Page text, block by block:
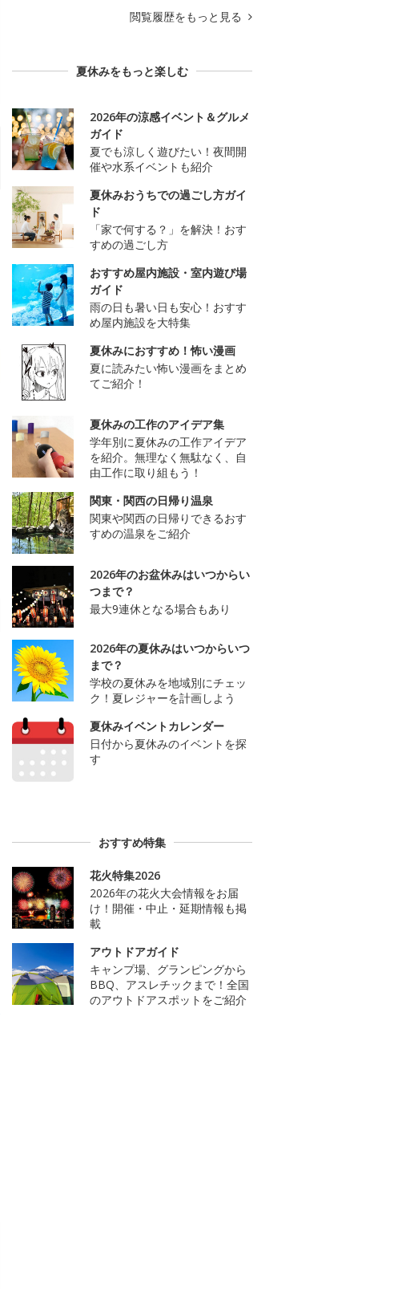
閲覧履歴をもっと見る
夏休みをもっと楽しむ
2026年の涼感イベント＆グルメ
ガイド
夏でも涼しく遊びたい！夜間開
催や水系イベントも紹介
夏休みおうちでの過ごし方ガイ
ド
「家で何する？」を解決！おす
すめの過ごし方
おすすめ屋内施設・室内遊び場
ガイド
雨の日も暑い日も安心！おすす
め屋内施設を大特集
夏休みにおすすめ！怖い漫画
夏に読みたい怖い漫画をまとめ
てご紹介！
夏休みの工作のアイデア集
学年別に夏休みの工作アイデア
を紹介。無理なく無駄なく、自
由工作に取り組もう！
関東・関西の日帰り温泉
関東や関西の日帰りできるおす
すめの温泉をご紹介
2026年のお盆休みはいつからい
つまで？
最大9連休となる場合もあり
2026年の夏休みはいつからいつ
まで？
学校の夏休みを地域別にチェッ
ク！夏レジャーを計画しよう
夏休みイベントカレンダー
日付から夏休みのイベントを探
す
おすすめ特集
花火特集2026
2026年の花火大会情報をお届
け！開催・中止・延期情報も掲
載
アウトドアガイド
キャンプ場、グランピングから
BBQ、アスレチックまで！全国
のアウトドアスポットをご紹介